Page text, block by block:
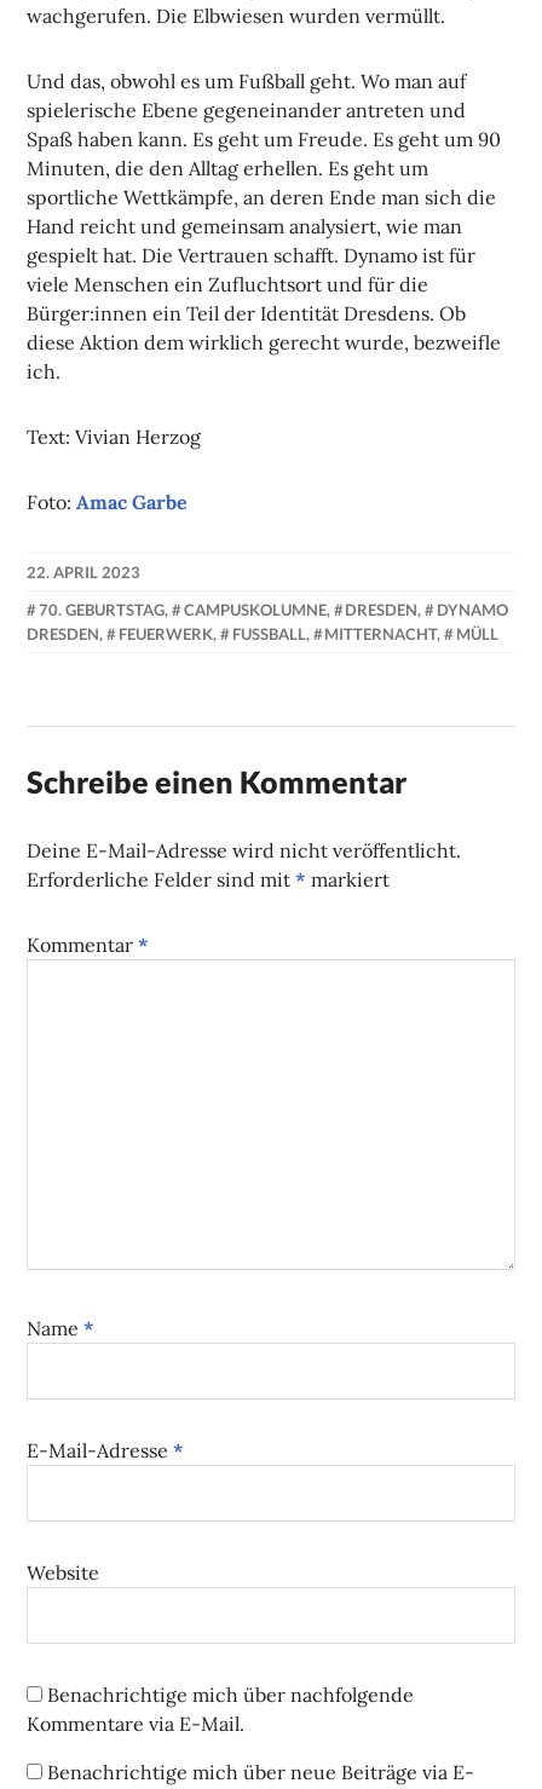
wachgerufen. Die Elbwiesen wurden vermüllt.
Und das, obwohl es um Fußball geht. Wo man auf
spielerische Ebene gegeneinander antreten und
Spaß haben kann. Es geht um Freude. Es geht um 90
Minuten, die den Alltag erhellen. Es geht um
sportliche Wettkämpfe, an deren Ende man sich die
Hand reicht und gemeinsam analysiert, wie man
gespielt hat. Die Vertrauen schafft. Dynamo ist für
viele Menschen ein Zufluchtsort und für die
Bürger:innen ein Teil der Identität Dresdens. Ob
diese Aktion dem wirklich gerecht wurde, bezweifle
ich.
Text: Vivian Herzog
Foto:Amac Garbe
22. APRIL 2023
NADINE
FAUST
70. GEBURTSTAG, CAMPUSKOLUMNE, DRESDEN,
DYNAMO
DRESDEN, FEUERWERK, FUSSBALL , MITTERNACHT, MÜLL
Schreibe einen Kommentar
Deine E-Mail-Adresse wird nicht veröffentlicht.
Erforderliche Felder sind mit* markiert
Kommentar*
Name*
E-Mail-Adresse*
Website
Benachrichtige mich über nachfolgende
Kommentare via E-Mail.
Benachrichtige mich über neue Beiträge via E-